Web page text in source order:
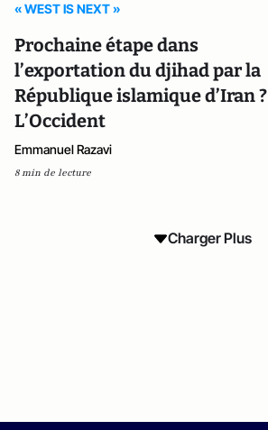
« WEST IS NEXT »
Prochaine étape dans
l’exportation du djihad par la
République islamique d’Iran ?
L’Occident
Emmanuel Razavi
8 min de lecture
Charger Plus